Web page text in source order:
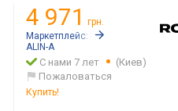
4 971
грн.
Маркетплейс:
Rozetka.ua
ALIN-A
С нами 7 лет
(Киев)
Пожаловаться
Купить!